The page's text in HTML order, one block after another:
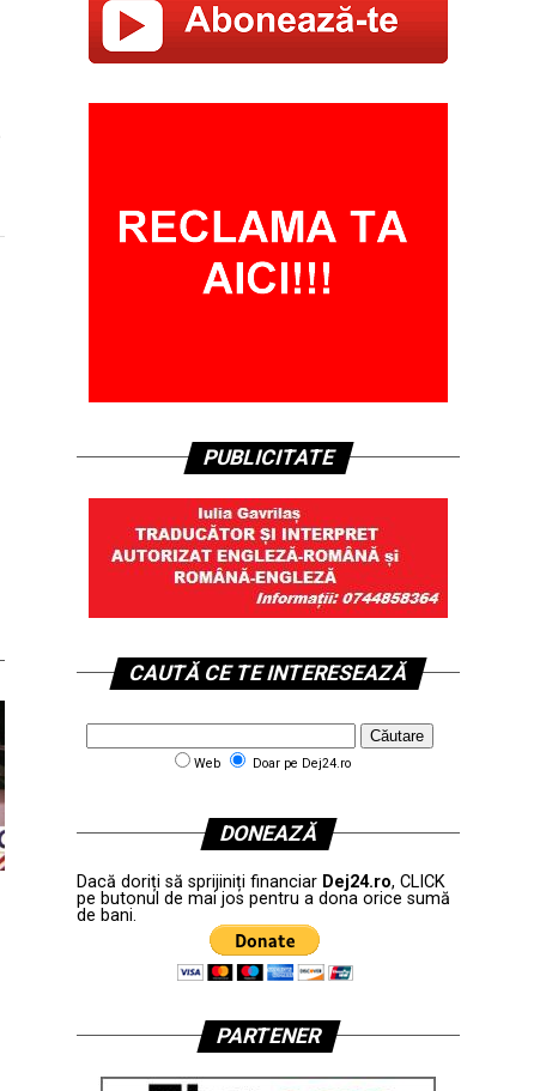
PUBLICITATE
CAUTĂ CE TE INTERESEAZĂ
Web Doar pe Dej24.ro
DONEAZĂ
Dacă doriți să sprijiniți financiar Dej24.ro, CLICK
pe butonul de mai jos pentru a dona orice sumă
de bani.
PARTENER